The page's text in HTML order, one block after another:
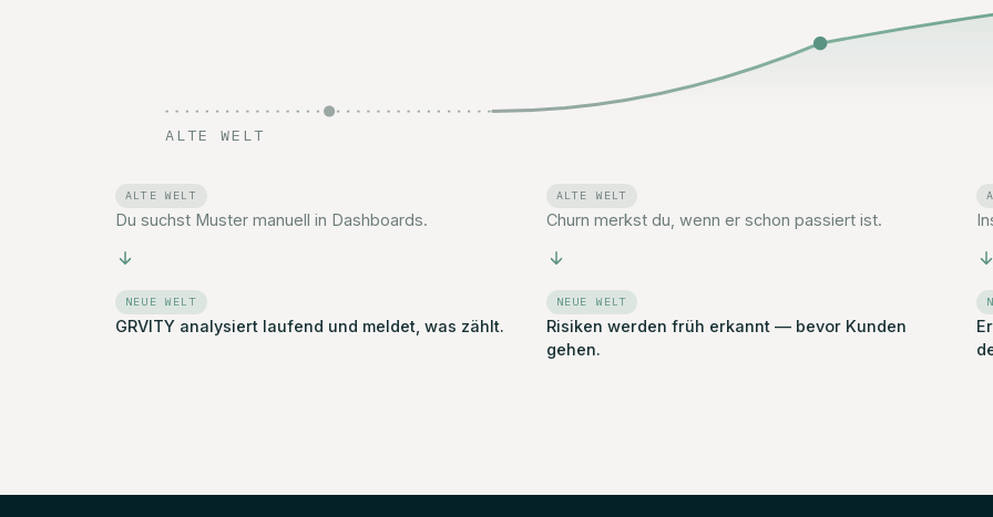
ALTE WELT
ALTE WELT
Du suchst Muster manuell in Dashboards.
NEUE WELT
GRVITY analysiert laufend und meldet, was zählt.
ALTE WELT
Churn merkst du, wenn er schon passiert ist.
NEUE WELT
Risiken werden früh erkannt — bevor Kunden
gehen.